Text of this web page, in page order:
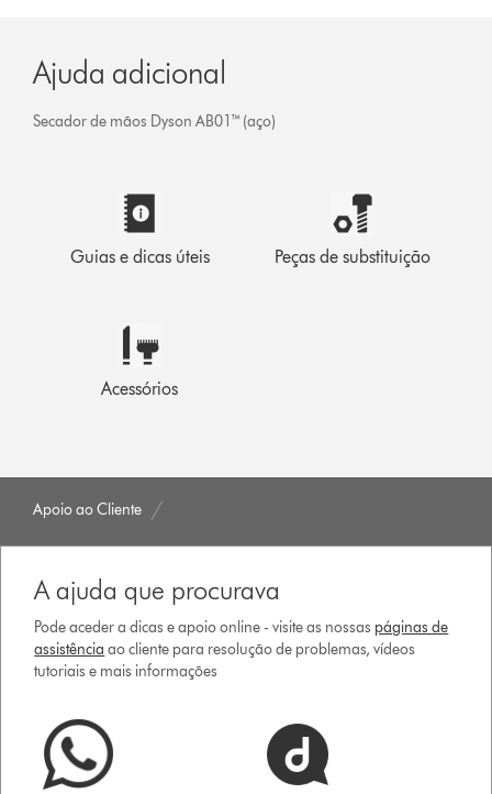
Ajuda adicional
Secador de mãos Dyson AB01™ (aço)
Guias e dicas úteis Peças de substituição
Acessórios
Apoio ao Cliente
A ajuda que procurava
Pode aceder a dicas e apoio online - visite as nossas páginas de
assistência ao cliente para resolução de problemas, vídeos
tutoriais e mais informações